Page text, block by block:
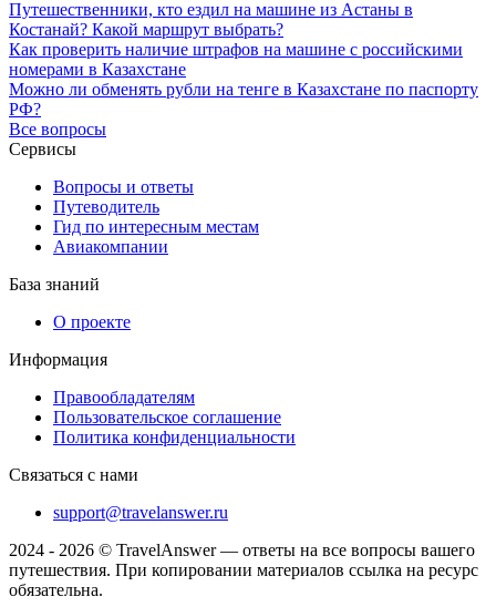
Путешественники, кто ездил на машине из Астаны в
Костанай? Какой маршрут выбрать?
Как проверить наличие штрафов на машине с российскими
номерами в Казахстане
Можно ли обменять рубли на тенге в Казахстане по паспорту
РФ?
Все вопросы
Сервисы
Вопросы и ответы
Путеводитель
Гид по интересным местам
Авиакомпании
База знаний
О проекте
Информация
Правообладателям
Пользовательское соглашение
Политика конфиденциальности
Связаться с нами
support@travelanswer.ru
2024 - 2026 © TravelAnswer — ответы на все вопросы вашего
путешествия. При копировании материалов ссылка на ресурс
обязательна.